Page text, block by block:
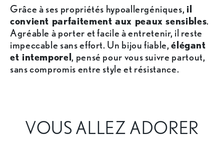
Grâce à ses propriétés hypoallergéniques, il
convient parfaitement aux peaux sensibles.
Agréable à porter et facile à entretenir, il reste
impeccable sans effort. Un bijou fiable,élégant
et intemporel, pensé pour vous suivre partout,
sans compromis entre style et résistance.
VOUS ALLEZ ADORER